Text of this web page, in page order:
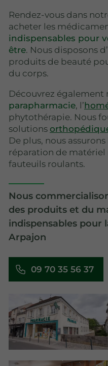
Rendez-vous dans
acheter les
indispensables pour
être. Nous disposons
produits de beauté
du corps.
Découvrez également
parapharmacie, l’
phytothérapie. Nous
solutions
De plus, nous
réparation de
fauteuils roulants.
Nous
des produits et du
indispensables pour
Arpajon
09 70 35 56 37